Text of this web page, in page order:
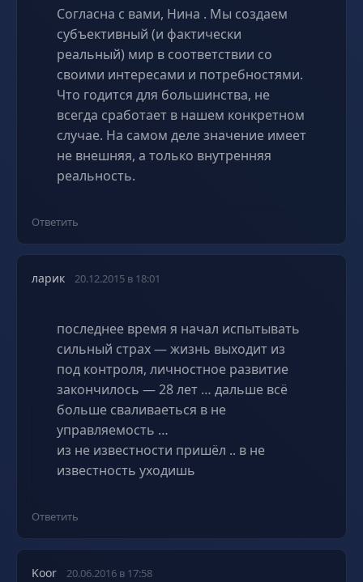
Согласна с вами, Нина . Мы создаем
субъективный (и фактически
реальный) мир в соответствии со
своими интересами и потребностями.
Что годится для большинства, не
всегда сработает в нашем конкретном
случае. На самом деле значение имеет
не внешняя, а только внутренняя
реальность.
Ответить
ларик 20.12.2015 в 18:01
последнее время я начал испытывать
сильный страх — жизнь выходит из
под контроля, личностное развитие
закончилось — 28 лет … дальше всё
больше сваливаеться в не
управляемость …
из не известности пришёл .. в не
известность уходишь
Ответить
Koor 20.06.2016 в 17:58